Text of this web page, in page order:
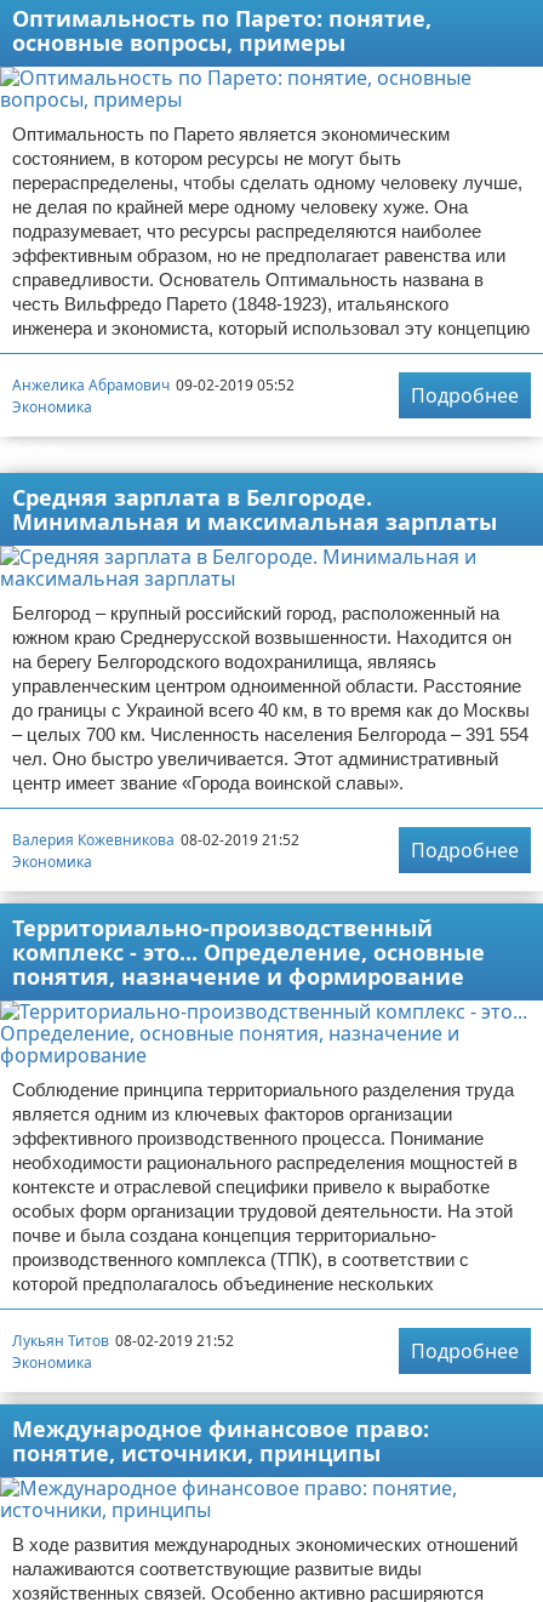
Оптимальность по Парето: понятие,
основные вопросы, примеры
Оптимальность по Парето является экономическим
состоянием, в котором ресурсы не могут быть
перераспределены, чтобы сделать одному человеку лучше,
не делая по крайней мере одному человеку хуже. Она
подразумевает, что ресурсы распределяются наиболее
эффективным образом, но не предполагает равенства или
справедливости. Основатель Оптимальность названа в
честь Вильфредо Парето (1848-1923), итальянского
инженера и экономиста, который использовал эту концепцию
Анжелика Абрамович 09-02-2019 05:52
Экономика
Подробнее
Средняя зарплата в Белгороде.
Минимальная и максимальная зарплаты
Белгород – крупный российский город, расположенный на
южном краю Среднерусской возвышенности. Находится он
на берегу Белгородского водохранилища, являясь
управленческим центром одноименной области. Расстояние
до границы с Украиной всего 40 км, в то время как до Москвы
– целых 700 км. Численность населения Белгорода – 391 554
чел. Оно быстро увеличивается. Этот административный
центр имеет звание «Города воинской славы».
Валерия Кожевникова 08-02-2019 21:52
Экономика
Подробнее
Территориально-производственный
комплекс - это... Определение, основные
понятия, назначение и формирование
Соблюдение принципа территориального разделения труда
является одним из ключевых факторов организации
эффективного производственного процесса. Понимание
необходимости рационального распределения мощностей в
контексте и отраслевой специфики привело к выработке
особых форм организации трудовой деятельности. На этой
почве и была создана концепция территориально-
производственного комплекса (ТПК), в соответствии с
которой предполагалось объединение нескольких
Лукьян Титов 08-02-2019 21:52
Экономика
Подробнее
Международное финансовое право:
понятие, источники, принципы
В ходе развития международных экономических отношений
налаживаются соответствующие развитые виды
хозяйственных связей. Особенно активно расширяются